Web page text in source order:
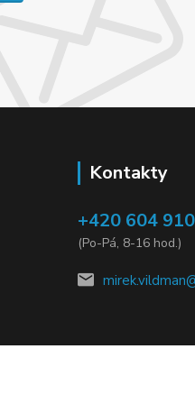
Kontakty
+420 604
(Po-Pá, 8-16 hod.)